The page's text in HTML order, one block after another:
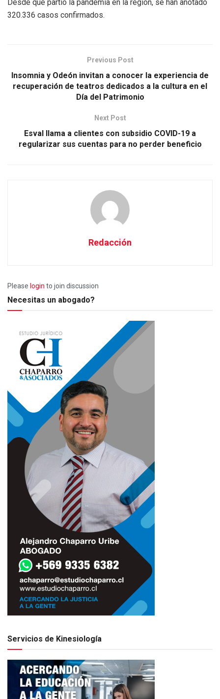
Desde que partió la pandemia en la región, se han anotado
320.336 casos confirmados.
Previous Post
Insomnia y Odeón invitan a conocer la experiencia de
recuperación de teatros dedicados a la cultura en el
Día del Patrimonio
Next Post
Esval llama a clientes con subsidio COVID-19 a
regularizar sus cuentas para no perder beneficio
Redacción
Please login to join discussion
Necesitas un abogado?
Servicios de Kinesiología